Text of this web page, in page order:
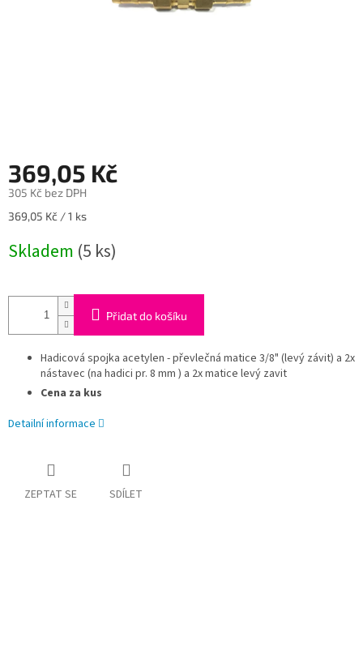
369,05 Kč
305 Kč bez DPH
Měrná
369,05 Kč / 1 ks
Skladem (5 ks)
Přidat do košíku
Hadicová spojka acetylen - převlečná matice 3/8" (levý závit) a 2x
nástavec (na hadici pr. 8 mm ) a 2x matice levý zavit
Cena za kus
Detailní informace
ZEPTAT SE SDÍLET